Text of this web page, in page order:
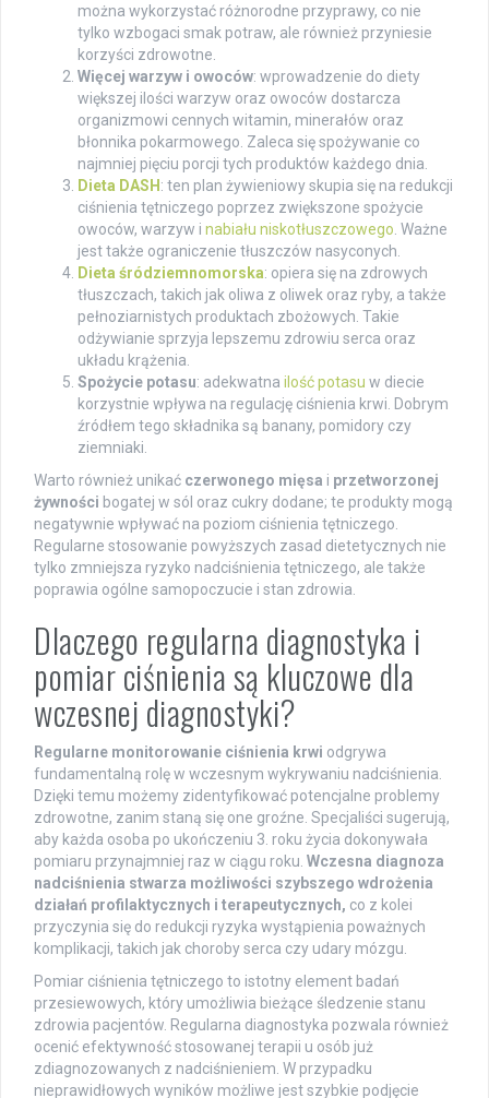
można wykorzystać różnorodne przyprawy, co nie
tylko wzbogaci smak potraw, ale również przyniesie
korzyści zdrowotne.
Więcej warzyw i owoców: wprowadzenie do diety
większej ilości warzyw oraz owoców dostarcza
organizmowi cennych witamin, minerałów oraz
błonnika pokarmowego. Zaleca się spożywanie co
najmniej pięciu porcji tych produktów każdego dnia.
Dieta DASH : ten plan żywieniowy skupia się na redukcji
ciśnienia tętniczego poprzez zwiększone spożycie
owoców, warzyw i nabiału niskotłuszczowego. Ważne
jest także ograniczenie tłuszczów nasyconych.
Dieta śródziemnomorska: opiera się na zdrowych
tłuszczach, takich jak oliwa z oliwek oraz ryby, a także
pełnoziarnistych produktach zbożowych. Takie
odżywianie sprzyja lepszemu zdrowiu serca oraz
układu krążenia.
Spożycie potasu: adekwatna ilość potasu w diecie
korzystnie wpływa na regulację ciśnienia krwi. Dobrym
źródłem tego składnika są banany, pomidory czy
ziemniaki.
Warto również unikać czerwonego mięsa i przetworzonej
żywności bogatej w sól oraz cukry dodane; te produkty mogą
negatywnie wpływać na poziom ciśnienia tętniczego.
Regularne stosowanie powyższych zasad dietetycznych nie
tylko zmniejsza ryzyko nadciśnienia tętniczego, ale także
poprawia ogólne samopoczucie i stan zdrowia.
Dlaczego regularna diagnostyka i
pomiar ciśnienia są kluczowe dla
wczesnej diagnostyki?
Regularne monitorowanie ciśnienia krwi odgrywa
fundamentalną rolę w wczesnym wykrywaniu nadciśnienia.
Dzięki temu możemy zidentyfikować potencjalne problemy
zdrowotne, zanim staną się one groźne. Specjaliści sugerują,
aby każda osoba po ukończeniu 3. roku życia dokonywała
pomiaru przynajmniej raz w ciągu roku. Wczesna diagnoza
nadciśnienia stwarza możliwości szybszego wdrożenia
działań profilaktycznych i terapeutycznych, co z kolei
przyczynia się do redukcji ryzyka wystąpienia poważnych
komplikacji, takich jak choroby serca czy udary mózgu.
Pomiar ciśnienia tętniczego to istotny element badań
przesiewowych, który umożliwia bieżące śledzenie stanu
zdrowia pacjentów. Regularna diagnostyka pozwala również
ocenić efektywność stosowanej terapii u osób już
zdiagnozowanych z nadciśnieniem. W przypadku
nieprawidłowych wyników możliwe jest szybkie podjęcie